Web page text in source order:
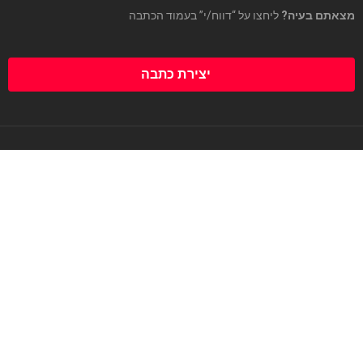
מצאתם בעיה? ליחצו על “דווח/י” בעמוד הכתבה
יצירת כתבה